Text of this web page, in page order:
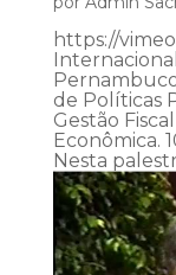
https://
de Políticas
Gestão
Econômica.
Nesta